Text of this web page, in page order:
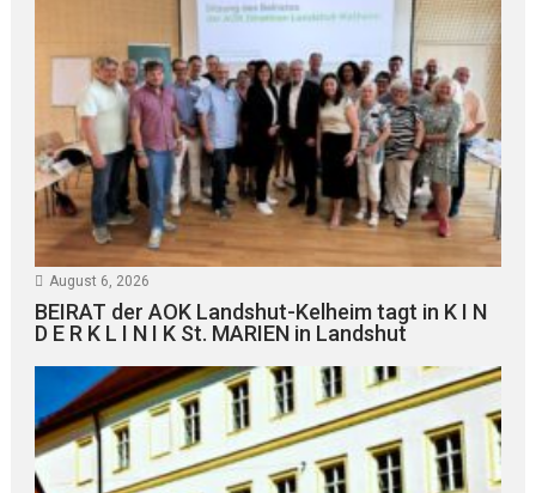
August 6, 2026
BEIRAT der AOK Landshut-Kelheim tagt in K I N
D E R K L I N I K St. MARIEN in Landshut